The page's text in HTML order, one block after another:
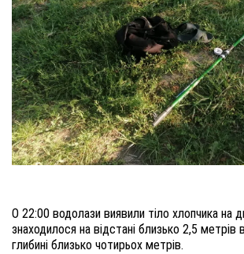
О 22:00 водолази виявили тіло хлопчика на
знаходилося на відстані близько 2,5 метрів
глибині близько чотирьох метрів.